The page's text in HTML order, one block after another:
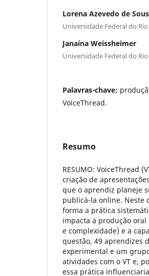
Lorena Azevedo de
Universidade Federal do
Janaína Weissheimer
Universidade Federal do
Palavras-chave:
VoiceThread.
Resumo
RESUMO: VoiceThread
criação de
que o aprendiz planeje
publicá-la online. Neste
forma a prática
impacta a produção
e complexidade) e a
questão, 49 aprendizes
experimental e um
atividades com o VT e,
essa prática